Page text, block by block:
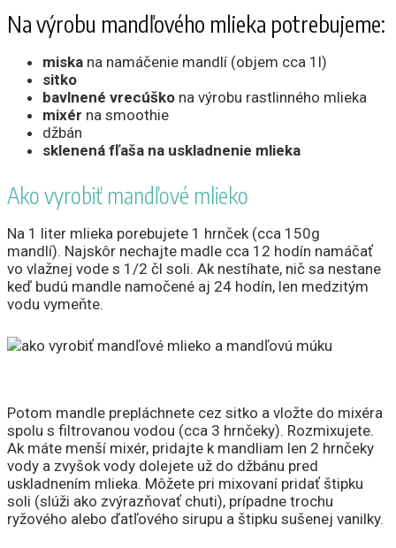
Na výrobu mandľového mlieka potrebujeme:
miska na namáčenie mandlí (objem cca 1l)
sitko
bavlnené vrecúško na výrobu rastlinného mlieka
mixér na smoothie
džbán
sklenená fľaša na uskladnenie mlieka
Ako vyrobiť mandľové mlieko
Na 1 liter mlieka porebujete 1 hrnček (cca 150g
mandlí). Najskôr nechajte madle cca 12 hodín namáčať
vo vlažnej vode s 1/2 čl soli. Ak nestíhate, nič sa nestane
keď budú mandle namočené aj 24 hodín, len medzitým
vodu vymeňte.
Potom mandle prepláchnete cez sitko a vložte do mixéra
spolu s filtrovanou vodou (cca 3 hrnčeky). Rozmixujete.
Ak máte menší mixér, pridajte k mandliam len 2 hrnčeky
vody a zvyšok vody dolejete už do džbánu pred
uskladnením mlieka. Môžete pri mixovaní pridať štipku
soli (slúži ako zvýrazňovať chuti), prípadne trochu
ryžového alebo ďatľového sirupu a štipku sušenej vanilky.